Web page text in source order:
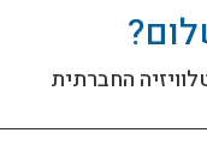
החברתית